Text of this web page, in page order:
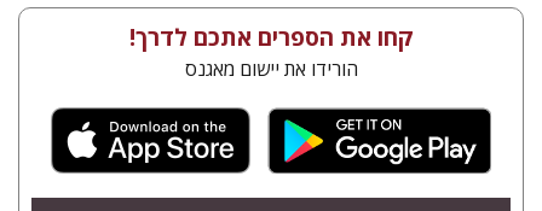
קחו את הספרים אתכם לדרך!
הורידו את יישום מאגנס